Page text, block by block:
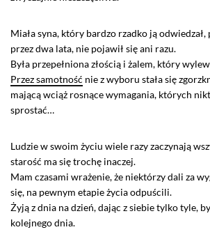
Miała syna, który bardzo rzadko ją
przez dwa lata, nie pojawił się ani razu.
Była przepełniona złością i żalem, który
Przez samotność nie z wyboru stała się
mającą wciąż rosnące wymagania, których
sprostać…
Ludzie w swoim życiu wiele razy zaczynają
starość ma się trochę inaczej.
Mam czasami wrażenie, że niektórzy dali za
się, na pewnym etapie życia odpuścili.
Żyją z dnia na dzień, dając z siebie tylko tyle,
kolejnego dnia.